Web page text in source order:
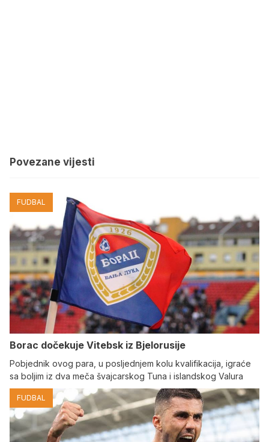
Povezane vijesti
FUDBAL
Borac dočekuje Vitebsk iz Bjelorusije
Pobjednik ovog para, u posljednjem kolu kvalifikacija, igraće
sa boljim iz dva meča švajcarskog Tuna i islandskog Valura
FUDBAL